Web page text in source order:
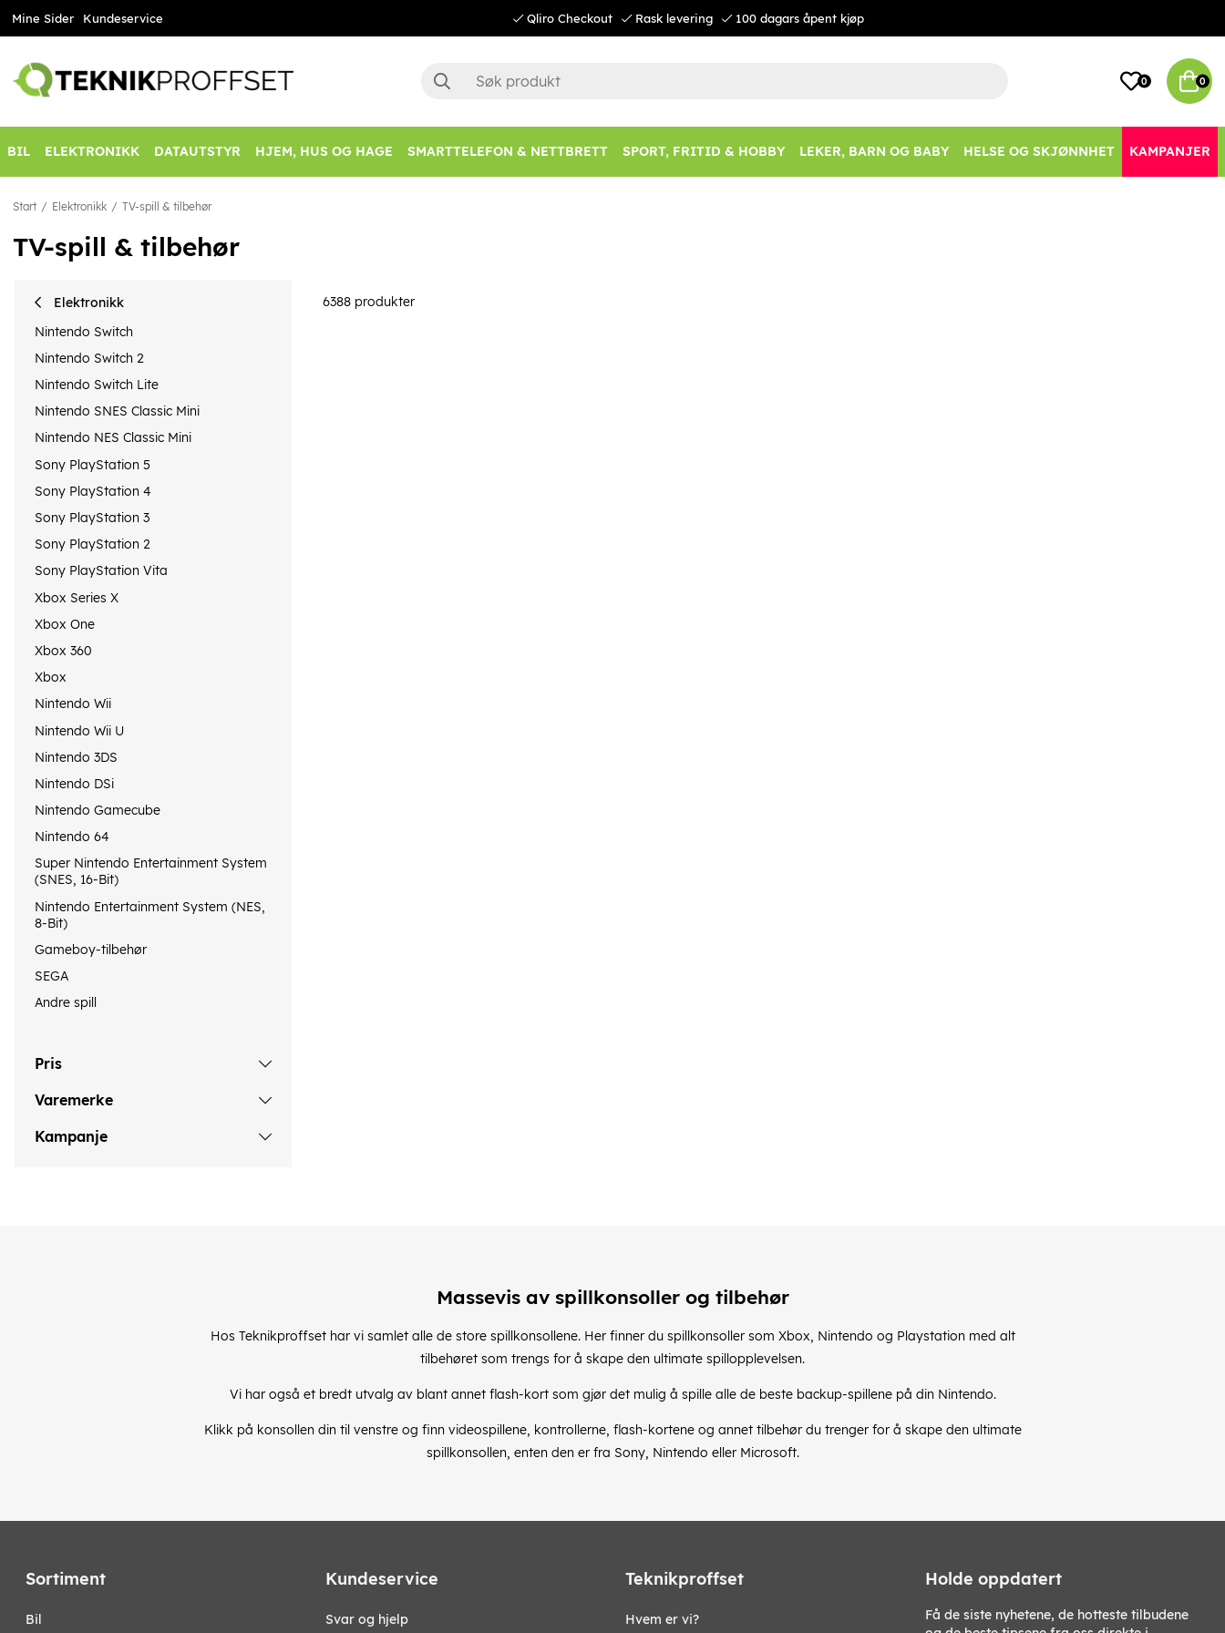
Mine Sider Kundeservice Qliro Checkout Rask levering 100 dagars åpent kjøp
0 0
BIL ELEKTRONIKK DATAUTSTYR HJEM, HUS OG HAGE SMARTTELEFON & NETTBRETT SPORT, FRITID & HOBBY LEKER, BARN OG BABY HELSE OG SKJØNNHET KAMPANJER
Start Elektronikk TV-spill & tilbehør
TV-spill & tilbehør
Elektronikk
Nintendo Switch
Nintendo Switch 2
Nintendo Switch Lite
Nintendo SNES Classic Mini
Nintendo NES Classic Mini
Sony PlayStation 5
Sony PlayStation 4
Sony PlayStation 3
Sony PlayStation 2
Sony PlayStation Vita
Xbox Series X
Xbox One
Xbox 360
Xbox
Nintendo Wii
Nintendo Wii U
Nintendo 3DS
Nintendo DSi
Nintendo Gamecube
Nintendo 64
Super Nintendo Entertainment System
(SNES, 16-Bit)
Nintendo Entertainment System (NES,
8-Bit)
Gameboy-tilbehør
SEGA
Andre spill
Pris
Varemerke
Kampanje
6388 produkter
Massevis av spillkonsoller og tilbehør
Hos Teknikproffset har vi samlet alle de store spillkonsollene. Her finner du spillkonsoller som Xbox, Nintendo og Playstation med alt
tilbehøret som trengs for å skape den ultimate spillopplevelsen.
Vi har også et bredt utvalg av blant annet flash-kort som gjør det mulig å spille alle de beste backup-spillene på din Nintendo.
Klikk på konsollen din til venstre og finn videospillene, kontrollerne, flash-kortene og annet tilbehør du trenger for å skape den ultimate
spillkonsollen, enten den er fra Sony, Nintendo eller Microsoft.
Sortiment
bil
Kundeservice
Svar og hjelp
Teknikproffset
Hvem er vi?
Holde oppdatert
Få de siste nyhetene, de hotteste tilbudene